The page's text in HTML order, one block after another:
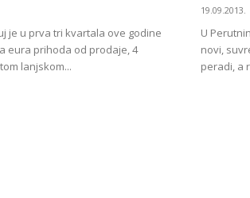
je u prva tri kvartala ove godine
eura prihoda od prodaje, 4
lanjskom...
19.09.2013.
U
novi,
peradi, a